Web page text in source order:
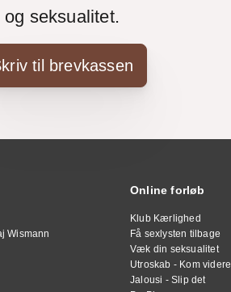
og seksualitet.
til brevkassen
Wismann
Online forløb
Klub Kærlighed
Få sexlysten tilbage
Væk din seksualitet
Utroskab - Kom videre
Jalousi - Slip det